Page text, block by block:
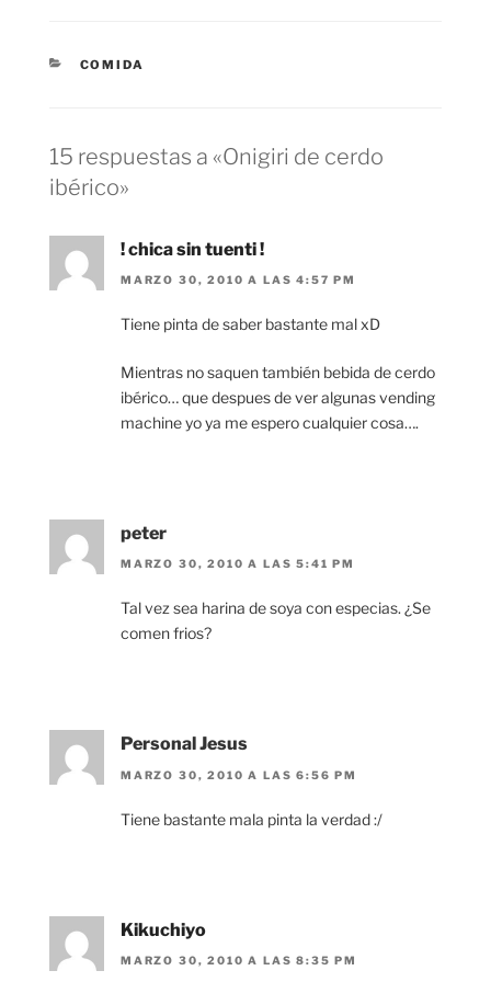
CATEGORÍAS
COMIDA
15 respuestas a «Onigiri de cerdo
ibérico»
! chica sin tuenti !
MARZO 30, 2010 A LAS 4:57 PM
Tiene pinta de saber bastante mal xD
Mientras no saquen también bebida de cerdo
ibérico… que despues de ver algunas vending
machine yo ya me espero cualquier cosa….
peter
MARZO 30, 2010 A LAS 5:41 PM
Tal vez sea harina de soya con especias. ¿Se
comen frios?
Personal Jesus
MARZO 30, 2010 A LAS 6:56 PM
Tiene bastante mala pinta la verdad :/
Kikuchiyo
MARZO 30, 2010 A LAS 8:35 PM